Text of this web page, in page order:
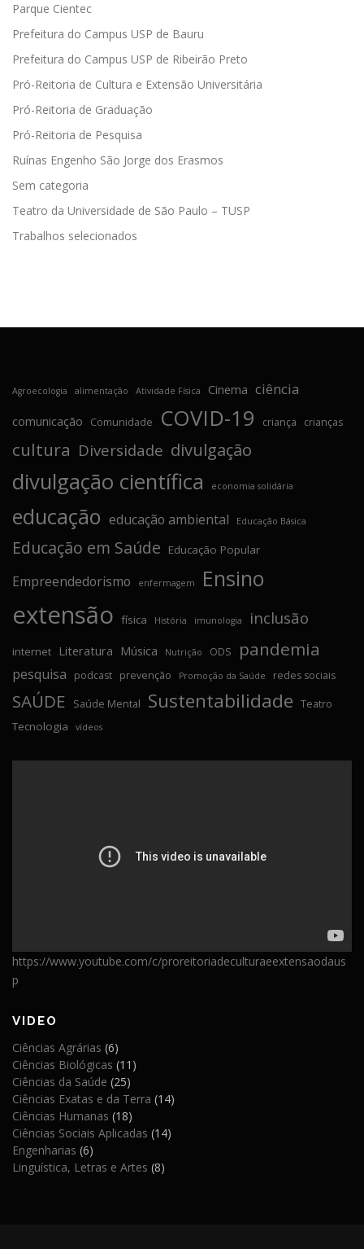
Parque Cientec
Prefeitura do Campus USP de Bauru
Prefeitura do Campus USP de Ribeirão Preto
Pró-Reitoria de Cultura e Extensão Universitária
Pró-Reitoria de Graduação
Pró-Reitoria de Pesquisa
Ruínas Engenho São Jorge dos Erasmos
Sem categoria
Teatro da Universidade de São Paulo – TUSP
Trabalhos selecionados
Agroecologia alimentação Atividade Física Cinema ciência
comunicação Comunidade COVID-19 criança crianças
cultura Diversidade divulgação
divulgação científica economia solidária
educação educação ambiental Educação Básica
Educação em Saúde Educação Popular
Empreendedorismo enfermagem Ensino
extensão física História imunologia inclusão
internet Literatura Música Nutrição ODS pandemia
pesquisa podcast prevenção Promoção da Saúde redes sociais
SAÚDE Saúde Mental Sustentabilidade Teatro
Tecnologia vídeos
https://www.youtube.com/c/proreitoriadeculturaeextensaodaus
p
VIDEO
Ciências Agrárias (6)
Ciências Biológicas (11)
Ciências da Saúde (25)
Ciências Exatas e da Terra (14)
Ciências Humanas (18)
Ciências Sociais Aplicadas (14)
Engenharias (6)
Linguística, Letras e Artes (8)